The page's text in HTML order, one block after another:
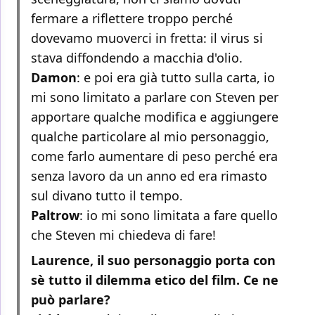
fermare a riflettere troppo perché
dovevamo muoverci in fretta: il virus si
stava diffondendo a macchia d'olio.
Damon: e poi era già tutto sulla carta, io
mi sono limitato a parlare con Steven per
apportare qualche modifica e aggiungere
qualche particolare al mio personaggio,
come farlo aumentare di peso perché era
senza lavoro da un anno ed era rimasto
sul divano tutto il tempo.
Paltrow: io mi sono limitata a fare quello
che Steven mi chiedeva di fare!
Laurence, il suo personaggio porta con
sè tutto il dilemma etico del film. Ce ne
può parlare?